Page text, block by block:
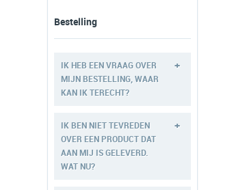
Bestelling
IK HEB EEN VRAAG OVER
MIJN BESTELLING, WAAR
KAN IK TERECHT?
+
IK BEN NIET TEVREDEN
OVER EEN PRODUCT DAT
AAN MIJ IS GELEVERD.
WAT NU?
+